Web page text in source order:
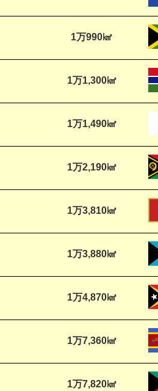
1万990㎢
1万1,300㎢
1万1,490㎢
1万2,190㎢
1万3,810㎢
1万3,880㎢
1万4,870㎢
1万7,360㎢
1万7,820㎢